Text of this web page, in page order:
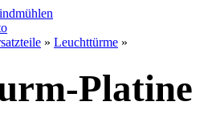
» Leuchttürme »
Platine